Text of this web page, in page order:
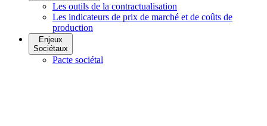
Les outils de la contractualisation
Les indicateurs de prix de marché et de coûts de
production
Enjeux
Sociétaux
Pacte sociétal